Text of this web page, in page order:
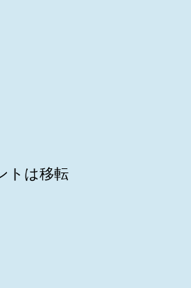
トは移転